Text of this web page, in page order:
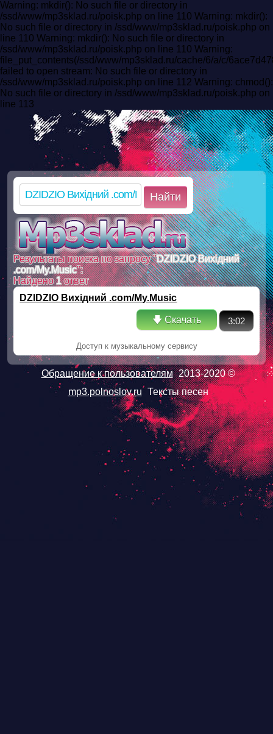
Warning: mkdir(): No such file or directory in
/ssd/www/mp3sklad.ru/poisk.php on line 110 Warning: mkdir():
No such file or directory in /ssd/www/mp3sklad.ru/poisk.php on
line 110 Warning: mkdir(): No such file or directory in
/ssd/www/mp3sklad.ru/poisk.php on line 110 Warning:
file_put_contents(/ssd/www/mp3sklad.ru/cache/6/a/c/
failed to open stream: No such file or directory in
/ssd/www/mp3sklad.ru/poisk.php on line 112 Warning: chmod():
No such file or directory in /ssd/www/mp3sklad.ru/poisk.php on
line 113
Найти
Результаты поиска по запросу "DZIDZIO Вихідний
.com/My.Music":
Найдено1ответ
DZIDZIO Вихідний .com/My.Music
🡇 Скачать 3:02
Доступ к музыкальному сервису
Обращение к пользователям 2013-2020 ©
mp3.polnoslov.ru Тексты песен